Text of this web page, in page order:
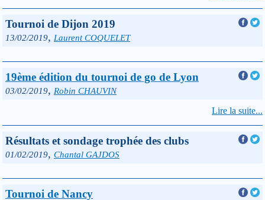
Tournoi de Dijon 2019
13/02/2019, Laurent COQUELET
19ème édition du tournoi de go de Lyon
03/02/2019, Robin CHAUVIN
Lire la suite...
Résultats et sondage trophée des clubs
01/02/2019, Chantal GAJDOS
Tournoi de Nancy